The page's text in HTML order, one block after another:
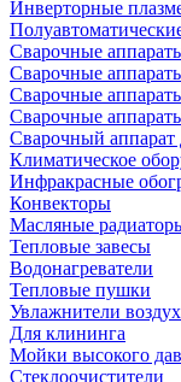
Инверторные
Сварочные
Сварочные
Сварочные
Сварочные
Сварочный
Климатическое
Инфракрасные
Конвекторы
Масляные
Тепловые завесы
Водонагреватели
Тепловые пушки
Увлажнители
Для клининга
Мойки высокого
Стеклоочистители